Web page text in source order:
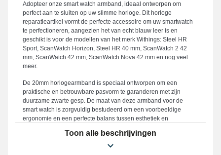
Adopteer onze smart watch armband, ideaal ontworpen om
perfect aan te sluiten op uw slimme horloge. Dit horloge
reparatieartikel vormt de perfecte accessoire om uw smartwatch
te perfectioneren, aangezien het van echt blauw leer is en
geschikt is voor de modellen van het merk Withings: Steel HR
Sport, ScanWatch Horizon, Steel HR 40 mm, ScanWatch 2 42
mm, ScanWatch 42 mm, ScanWatch Nova 42 mm en nog veel
meer.
De 20mm horlogearmband is speciaal ontworpen om een
praktische en betrouwbare pasvorm te garanderen met zijn
duurzame zwarte gesp. De maat van deze armband voor de
smart watch is zorgvuldig bestudeerd om een voorbeeldige
ergonomie en een perfecte balans tussen esthetiek en
maat van 20mm en sluit gemakkelijk aan op uw comforteisen.
Bekend om zijn duurzaamheid, is deze armband voor smart
Toon alle beschrijvingen